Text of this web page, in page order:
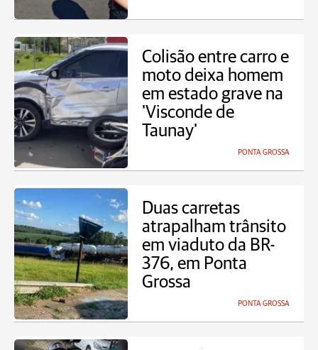
Colisão entre carro e
moto deixa homem
em estado grave na
'Visconde de
Taunay'
PONTA GROSSA
Duas carretas
atrapalham trânsito
em viaduto da BR-
376, em Ponta
Grossa
PONTA GROSSA